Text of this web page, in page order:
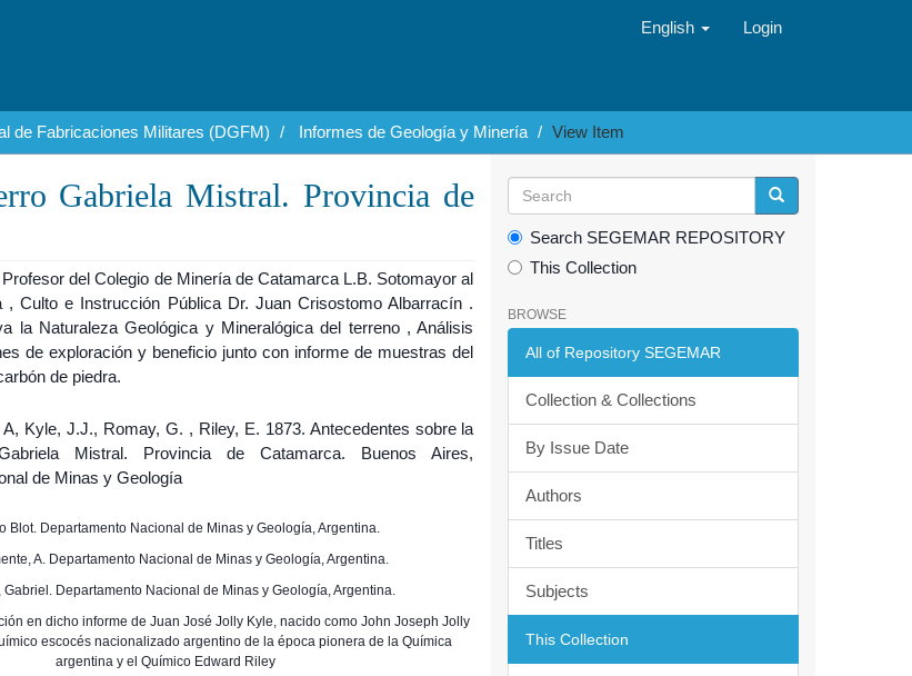
English Login
de Fabricaciones Militares (DGFM) Informes de Geología y Minería View Item
Gabriela Mistral. Provincia de
del Colegio de Minería de Catamarca L.B. Sotomayor al
, Culto e Instrucción Pública Dr. Juan Crisostomo Albarracín .
la Naturaleza Geológica y Mineralógica del terreno , Análisis
de exploración y beneficio junto con informe de muestras del
de piedra.
A, Kyle, J.J., Romay, G. , Riley, E. 1873. Antecedentes sobre la
Mistral. Provincia de Catamarca. Buenos Aires,
de Minas y Geología
Blot. Departamento Nacional de Minas y Geología, Argentina.
A. Departamento Nacional de Minas y Geología, Argentina.
Gabriel. Departamento Nacional de Minas y Geología, Argentina.
en dicho informe de Juan José Jolly Kyle, nacido como John Joseph Jolly
escocés nacionalizado argentino de la época pionera de la Química
argentina y el Químico Edward Riley
Search SEGEMAR REPOSITORY
This Collection
BROWSE
All of Repository SEGEMAR
Collection & Collections
By Issue Date
Authors
Titles
Subjects
This Collection